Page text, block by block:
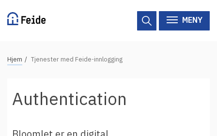
MENY
Tilgjengelige tjenester
N
Hjem Tjenester med Feide-innlogging
Authentication